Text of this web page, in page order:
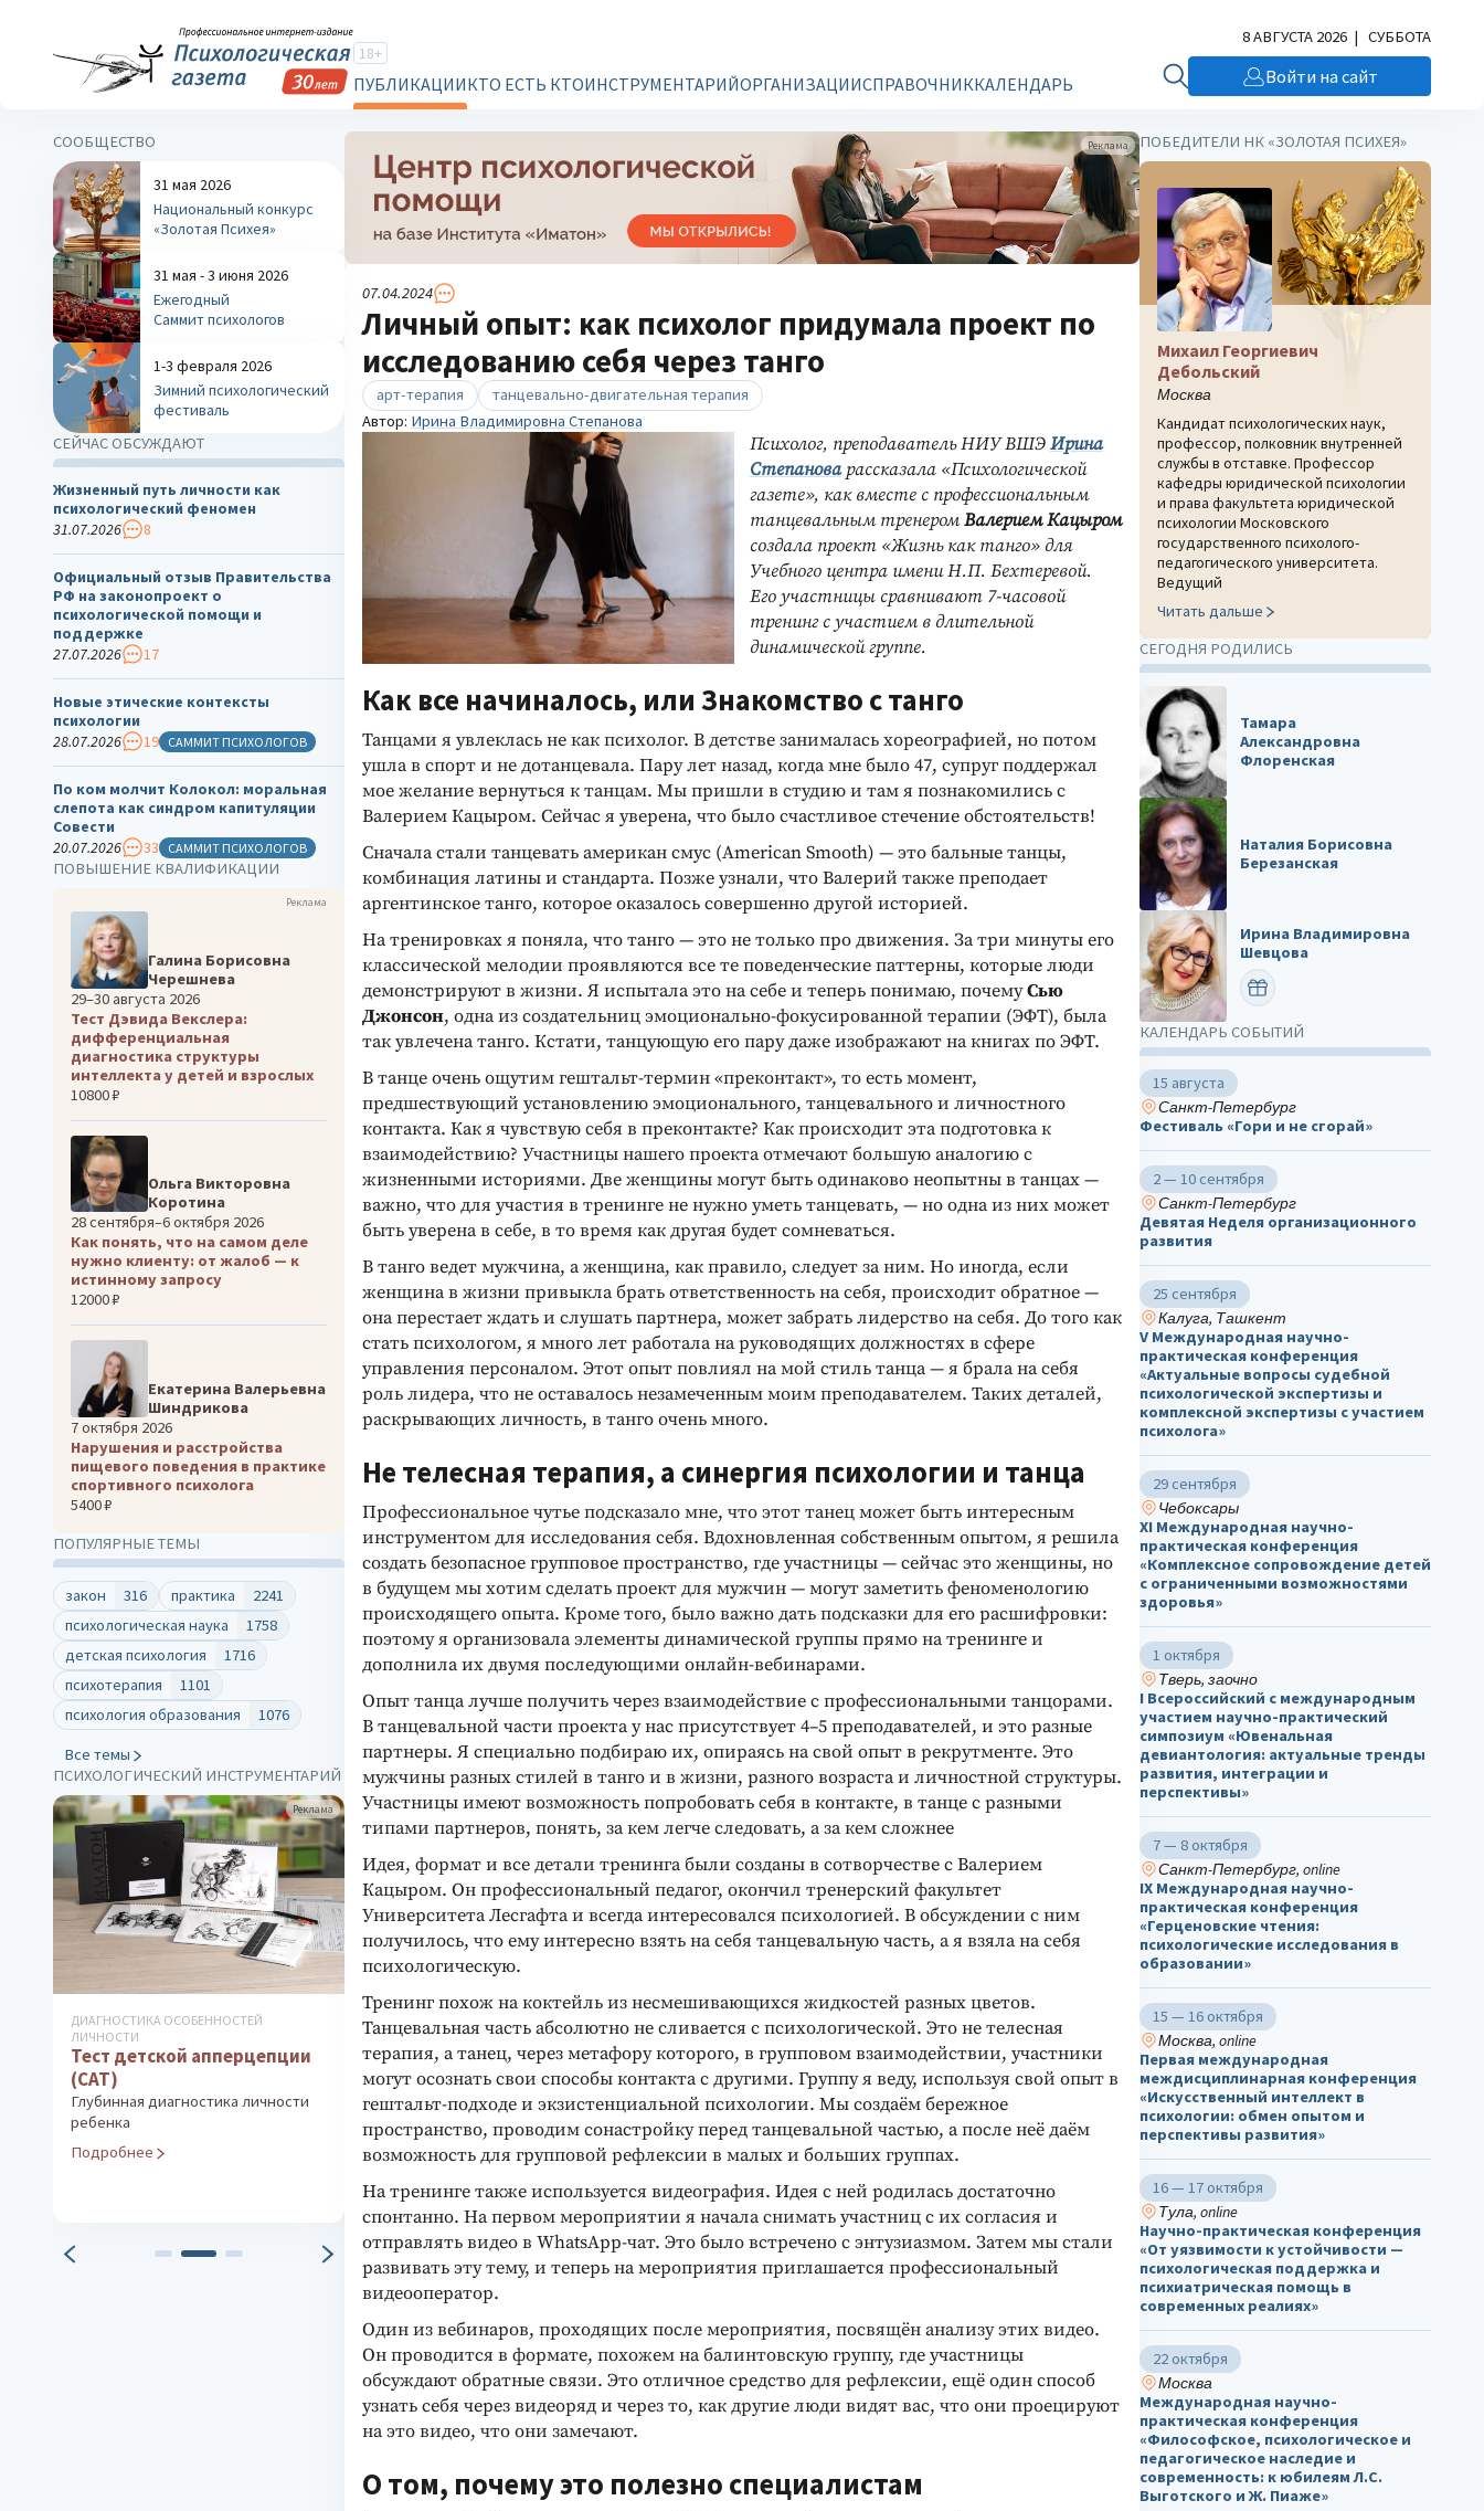
18+
ПУБЛИКАЦИИКТО ЕСТЬ КТОИНСТРУМЕНТАРИЙОРГАНИЗАЦИИСПРАВОЧНИККАЛЕНДАРЬ
8 АВГУСТА 2026 | СУББОТА
Войти на сайт
Реклама
07.04.2024
Личный опыт: как психолог придумала проект по
исследованию себя через танго
арт-терапия
танцевально-двигательная терапия
Автор: Ирина Владимировна Степанова
Психолог, преподаватель НИУ ВШЭИрина
Степановарассказала «Психологической
газете», как вместе с профессиональным
танцевальным тренеромВалерием Кацыром
создала проект «Жизнь как танго» для
Учебного центра имени Н.П. Бехтеревой.
Его участницы сравнивают 7-часовой
тренинг с участием в длительной
динамической группе.
Как все начиналось, или Знакомство с танго
Танцами я увлеклась не как психолог. В детстве занималась хореографией, но потом
ушла в спорт и не дотанцевала. Пару лет назад, когда мне было 47, супруг поддержал
мое желание вернуться к танцам. Мы пришли в студию и там я познакомились с
Валерием Кацыром. Сейчас я уверена, что было счастливое стечение обстоятельств!
Сначала стали танцевать американ смус (American Smooth) — это бальные танцы,
комбинация латины и стандарта. Позже узнали, что Валерий также преподает
аргентинское танго, которое оказалось совершенно другой историей.
На тренировках я поняла, что танго — это не только про движения. За три минуты его
классической мелодии проявляются все те поведенческие паттерны, которые люди
демонстрируют в жизни. Я испытала это на себе и теперь понимаю, почемуСью
Джонсон, одна из создательниц эмоционально-фокусированной терапии (ЭФТ), была
так увлечена танго. Кстати, танцующую его пару даже изображают на книгах по ЭФТ.
В танце очень ощутим гештальт-термин «преконтакт», то есть момент,
предшествующий установлению эмоционального, танцевального и личностного
контакта. Как я чувствую себя в преконтакте? Как происходит эта подготовка к
взаимодействию? Участницы нашего проекта отмечают большую аналогию с
жизненными историями. Две женщины могут быть одинаково неопытны в танцах —
важно, что для участия в тренинге не нужно уметь танцевать, — но одна из них может
быть уверена в себе, в то время как другая будет сомневаться.
В танго ведет мужчина, а женщина, как правило, следует за ним. Но иногда, если
женщина в жизни привыкла брать ответственность на себя, происходит обратное —
она перестает ждать и слушать партнера, может забрать лидерство на себя. До того как
стать психологом, я много лет работала на руководящих должностях в сфере
управления персоналом. Этот опыт повлиял на мой стиль танца — я брала на себя
роль лидера, что не оставалось незамеченным моим преподавателем. Таких деталей,
раскрывающих личность, в танго очень много.
Не телесная терапия, а синергия психологии и танца
Профессиональное чутье подсказало мне, что этот танец может быть интересным
инструментом для исследования себя. Вдохновленная собственным опытом, я решила
создать безопасное групповое пространство, где участницы — сейчас это женщины, но
в будущем мы хотим сделать проект для мужчин — могут заметить феноменологию
происходящего опыта. Кроме того, было важно дать подсказки для его расшифровки:
поэтому я организовала элементы динамической группы прямо на тренинге и
дополнила их двумя последующими онлайн-вебинарами.
Опыт танца лучше получить через взаимодействие с профессиональными танцорами.
В танцевальной части проекта у нас присутствует 4–5 преподавателей, и это разные
партнеры. Я специально подбираю их, опираясь на свой опыт в рекрутменте. Это
мужчины разных стилей в танго и в жизни, разного возраста и личностной структуры.
Участницы имеют возможность попробовать себя в контакте, в танце с разными
типами партнеров, понять, за кем легче следовать, а за кем сложнее
Идея, формат и все детали тренинга были созданы в сотворчестве с Валерием
Кацыром. Он профессиональный педагог, окончил тренерский факультет
Университета Лесгафта и всегда интересовался психологией. В обсуждении с ним
получилось, что ему интересно взять на себя танцевальную часть, а я взяла на себя
психологическую.
Тренинг похож на коктейль из несмешивающихся жидкостей разных цветов.
Танцевальная часть абсолютно не сливается с психологической. Это не телесная
терапия, а танец, через метафору которого, в групповом взаимодействии, участники
могут осознать свои способы контакта с другими. Группу я веду, используя свой опыт в
гештальт-подходе и экзистенциальной психологии. Мы создаём бережное
пространство, проводим сонастройку перед танцевальной частью, а после неё даём
возможность для групповой рефлексии в малых и больших группах.
На тренинге также используется видеография. Идея с ней родилась достаточно
спонтанно. На первом мероприятии я начала снимать участниц с их согласия и
отправлять видео в WhatsApp-чат. Это было встречено с энтузиазмом. Затем мы стали
развивать эту тему, и теперь на мероприятия приглашается профессиональный
видеооператор.
Один из вебинаров, проходящих после мероприятия, посвящён анализу этих видео.
Он проводится в формате, похожем на балинтовскую группу, где участницы
обсуждают обратные связи. Это отличное средство для рефлексии, ещё один способ
узнать себя через видеоряд и через то, как другие люди видят вас, что они проецируют
на это видео, что они замечают.
О том, почему это полезно специалистам
СООБЩЕСТВО
31 мая 2026
Национальный конкурс
«Золотая Психея»
31 мая - 3 июня 2026
Ежегодный
Саммит психологов
1-3 февраля 2026
Зимний психологический
фестиваль
СЕЙЧАС ОБСУЖДАЮТ
Жизненный путь личности как
психологический феномен
31.07.2026
8
Официальный отзыв Правительства
РФ на законопроект о
психологической помощи и
поддержке
27.07.2026
17
Новые этические контексты
психологии
28.07.2026
19 САММИТ ПСИХОЛОГОВ
По ком молчит Колокол: моральная
слепота как синдром капитуляции
Совести
20.07.2026
33 САММИТ ПСИХОЛОГОВ
ПОВЫШЕНИЕ КВАЛИФИКАЦИИ
Реклама
Галина Борисовна
Черешнева
29–30 августа 2026
Тест Дэвида Векслера:
дифференциальная
диагностика структуры
интеллекта у детей и взрослых
10800 ₽
Ольга Викторовна
Коротина
28 сентября–6 октября 2026
Как понять, что на самом деле
нужно клиенту: от жалоб — к
истинному запросу
12000 ₽
Екатерина Валерьевна
Шиндрикова
7 октября 2026
Нарушения и расстройства
пищевого поведения в практике
спортивного психолога
5400 ₽
ПОПУЛЯРНЫЕ ТЕМЫ
закон 316 практика
2241
психологическая наука
1758
детская психология
1716
психотерапия
1101
психология образования
1076
Все темы
ПСИХОЛОГИЧЕСКИЙ ИНСТРУМЕНТАРИЙ
Реклама
ДИАГНОСТИКА ОСОБЕННОСТЕЙ
ЛИЧНОСТИ
Тест детской апперцепции
(CAT)
Глубинная диагностика личности
ребенка
Подробнее
Реклама
КОРРЕКЦИОННО-ДИАГНОСТИЧЕСКИЕ
КОМПЛЕКСЫ
Методика Л. А. Ясюковой
(часть 3)
Прогноз и профилактика проблем
обучения старшеклассников.
Социализация и профессиональное
самоопределение
Подробнее
ПОБЕДИТЕЛИ НК «ЗОЛОТАЯ ПСИХЕЯ»
Михаил Георгиевич
Дебольский
Москва
Кандидат психологических наук,
профессор, полковник внутренней
службы в отставке. Профессор
кафедры юридической психологии
и права факультета юридической
психологии Московского
государственного психолого-
педагогического университета.
Ведущий
Читать дальше
СЕГОДНЯ РОДИЛИСЬ
Тамара
Александровна
Флоренская
Наталия Борисовна
Березанская
Ирина Владимировна
Шевцова
ПОЗДРАВИТЬ
КАЛЕНДАРЬ СОБЫТИЙ
15 августа
Санкт-Петербург
Фестиваль «Гори и не сгорай»
2 — 10 сентября
Санкт-Петербург
Девятая Неделя организационного
развития
25 сентября
Калуга, Ташкент
V Международная научно-
практическая конференция
«Актуальные вопросы судебной
психологической экспертизы и
комплексной экспертизы с участием
психолога»
29 сентября
Чебоксары
ХΙ Международная научно-
практическая конференция
«Комплексное сопровождение детей
с ограниченными возможностями
здоровья»
1 октября
Тверь, заочно
I Всероссийский с международным
участием научно-практический
симпозиум «Ювенальная
девиантология: актуальные тренды
развития, интеграции и
перспективы»
7 — 8 октября
Санкт-Петербург, online
IX Международная научно-
практическая конференция
«Герценовские чтения:
психологические исследования в
образовании»
15 — 16 октября
Москва, online
Первая международная
междисциплинарная конференция
«Искусственный интеллект в
психологии: обмен опытом и
перспективы развития»
16 — 17 октября
Тула, online
Научно-практическая конференция
«От уязвимости к устойчивости —
психологическая поддержка и
психиатрическая помощь в
современных реалиях»
22 октября
Москва
Международная научно-
практическая конференция
«Философское, психологическое и
педагогическое наследие и
современность: к юбилеям Л.С.
Выготского и Ж. Пиаже»